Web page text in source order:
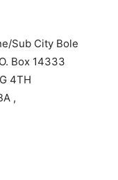
Sub City Bole
Box 14333
4TH
,